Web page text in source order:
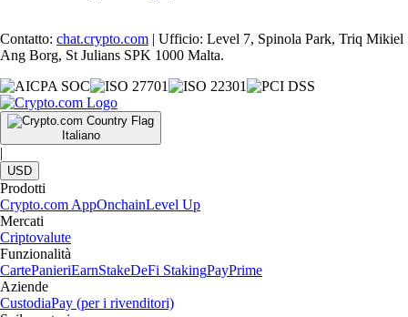
Contatto: chat.crypto.com | Ufficio: Level 7, Spinola Park, Triq Mikiel
Ang Borg, St Julians SPK 1000 Malta.
Italiano
|
USD
Prodotti
Crypto.com AppOnchainLevel Up
Mercati
Criptovalute
Funzionalità
CartePanieriEarnStakeDeFi StakingPayPrime
Aziende
CustodiaPay (per i rivenditori)